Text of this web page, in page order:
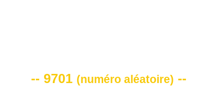
-- 9701 (numéro aléatoire) --